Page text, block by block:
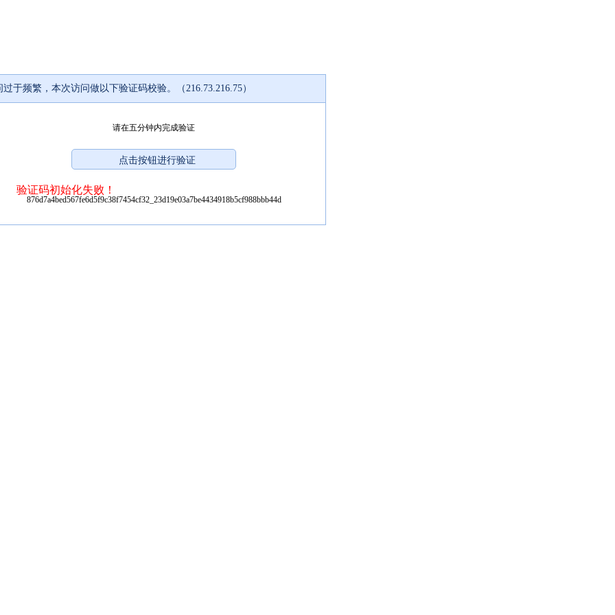
过于频繁，本次访问做以下验证码校验。（216.73.216.75）
请在五分钟内完成验证
验证码初始化失败！
876d7a4bed567fe6d5f9c38f7454cf32_23d19e03a7be4434918b5cf988bbb44d